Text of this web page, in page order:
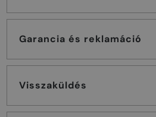
Garancia és reklamáció
Visszaküldés